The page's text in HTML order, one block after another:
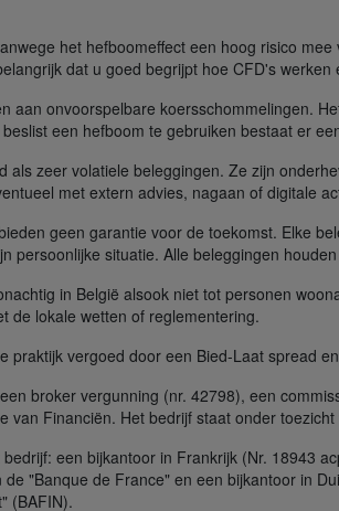
het hefboomeffect een hoog risico
dat u goed begrijpt hoe CFD's
aan onvoorspelbare koersschommelingen.
een hefboom te gebruiken bestaat er
als zeer volatiele beleggingen. Ze zijn
met extern advies, nagaan of digitale
geen garantie voor de toekomst. Elke
persoonlijke situatie. Alle beleggingen
in België alsook niet tot personen
de lokale wetten of reglementering.
praktijk vergoed door een Bied-Laat spread
broker vergunning (nr. 42798), een
Financiën. Het bedrijf staat onder
een bijkantoor in Frankrijk (Nr. 18943
"Banque de France" en een bijkantoor in
(BAFIN).